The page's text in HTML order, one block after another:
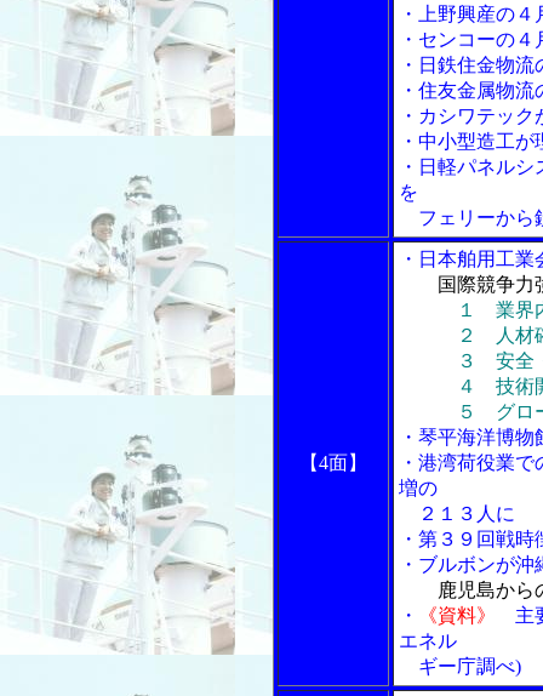
・上野興産の
・センコーの
・日鉄住金物
・住友金属物
・カシワテッ
・中小型造工
・日軽パネル
を
フェリーから
【4面】
・日本舶用工
国際競争力
１ 業界
２ 人材確保
３ 安全・環
４ 技術開
５ グロー
・琴平海洋博
・港湾荷役業
増の
２１３人に
・第３９回戦
・ブルボンが
鹿児島から
・
《資料》
主
エネル
ギー庁調べ)